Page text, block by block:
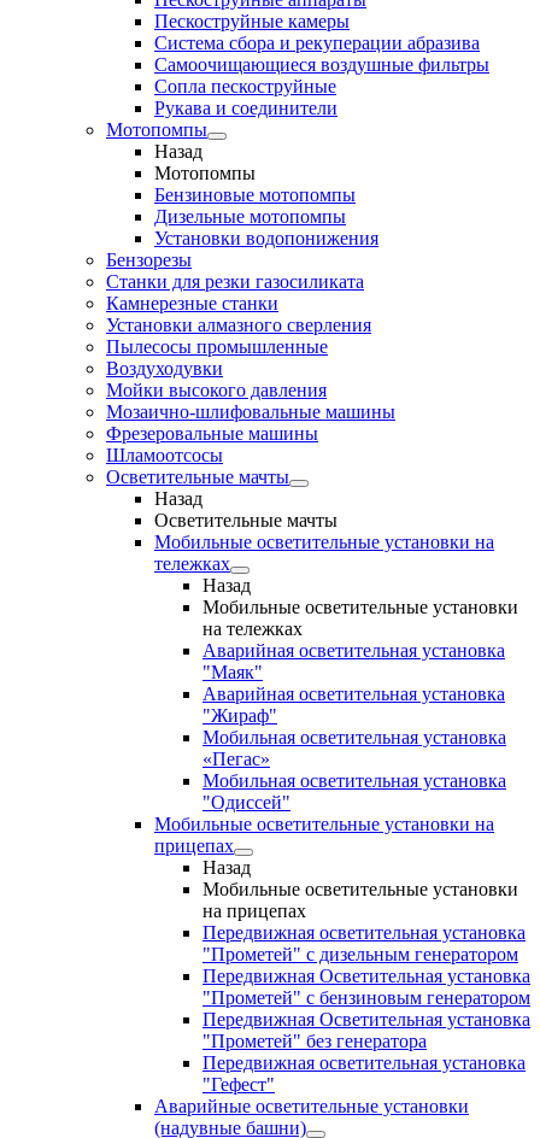
Пескоструйные камеры
Система сбора и рекуперации абразива
Самоочищающиеся воздушные фильтры
Сопла пескоструйные
Рукава и соединители
Мотопомпы
Назад
Мотопомпы
Бензиновые мотопомпы
Дизельные мотопомпы
Установки водопонижения
Бензорезы
Станки для резки газосиликата
Камнерезные станки
Установки алмазного сверления
Пылесосы промышленные
Воздуходувки
Мойки высокого давления
Мозаично-шлифовальные машины
Фрезеровальные машины
Шламоотсосы
Осветительные мачты
Назад
Осветительные мачты
Мобильные осветительные установки на
тележках
Назад
Мобильные осветительные установки
на тележках
Аварийная осветительная установка
"Маяк"
Аварийная осветительная установка
"Жираф"
Мобильная осветительная установка
«Пегас»
Мобильная осветительная установка
"Одиссей"
Мобильные осветительные установки на
прицепах
Назад
Мобильные осветительные установки
на прицепах
Передвижная осветительная установка
"Прометей" с дизельным генератором
Передвижная Осветительная установка
"Прометей" с бензиновым генератором
Передвижная Осветительная установка
"Прометей" без генератора
Передвижная осветительная установка
"Гефест"
Аварийные осветительные установки
(надувные башни)